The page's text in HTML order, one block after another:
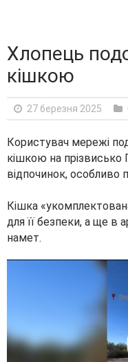
Хлопець
кішкою
27 березня 2025
Користувач мережі
кішкою на
відпочинок, особливо
Кішка
для її безпеки, а ще в
намет.
o
P